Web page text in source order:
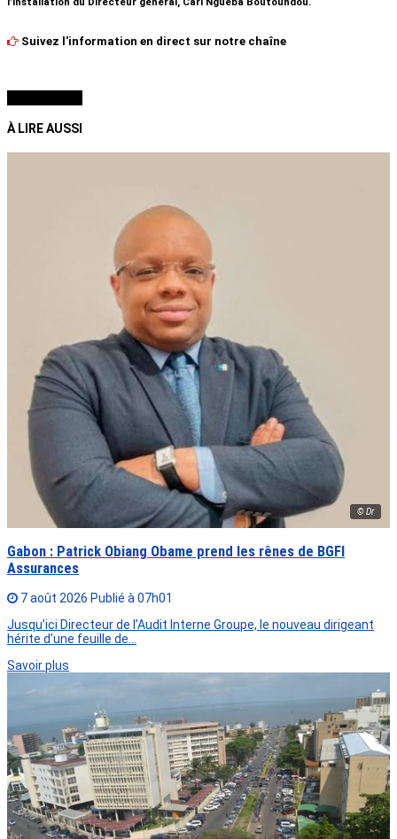
Suivez l'information en direct sur notre chaîne
À LIRE AUSSI
© Dr
Gabon : Patrick Obiang Obame prend les rênes de BGFI
Assurances
7 août 2026 Publié à 07h01
Jusqu’ici Directeur de l’Audit Interne Groupe, le nouveau dirigeant
hérite d’une feuille de…
Savoir plus